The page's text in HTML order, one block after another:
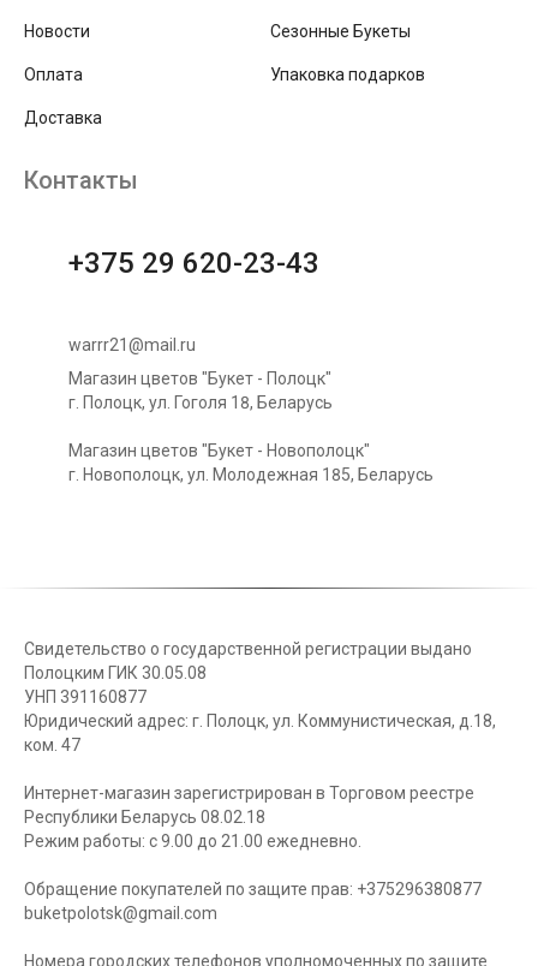
Новости
Оплата
Доставка
Сезонные Букеты
Упаковка подарков
Контакты
+375 29 620-23-43
warrr21@mail.ru
Магазин цветов "Букет - Полоцк"
г. Полоцк, ул. Гоголя 18, Беларусь
Магазин цветов "Букет - Новополоцк"
г. Новополоцк, ул. Молодежная 185, Беларусь
Свидетельство о государственной регистрации выдано
Полоцким ГИК 30.05.08
УНП 391160877
Юридический адрес: г. Полоцк, ул. Коммунистическая, д.18,
ком. 47
Интернет-магазин зарегистрирован в Торговом реестре
Республики Беларусь 08.02.18
Режим работы: с 9.00 до 21.00 ежедневно.
Обращение покупателей по защите прав: +375296380877
buketpolotsk@gmail.com
Номера городских телефонов уполномоченных по защите